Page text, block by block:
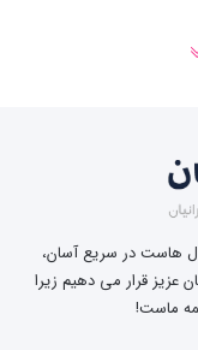
هاست در سریع آسان،
عزیز قرار می دهیم زیرا
ماست!